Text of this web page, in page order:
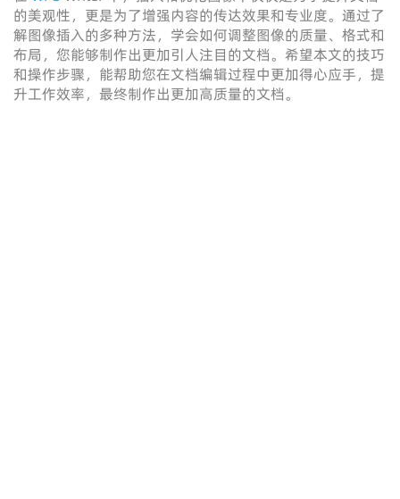
的美观性，更是为了增强内容的传达效果和专业度。通过了
解图像插入的多种方法，学会如何调整图像的质量、格式和
布局，您能够制作出更加引人注目的文档。希望本文的技巧
和操作步骤，能帮助您在文档编辑过程中更加得心应手，提
升工作效率，最终制作出更加高质量的文档。